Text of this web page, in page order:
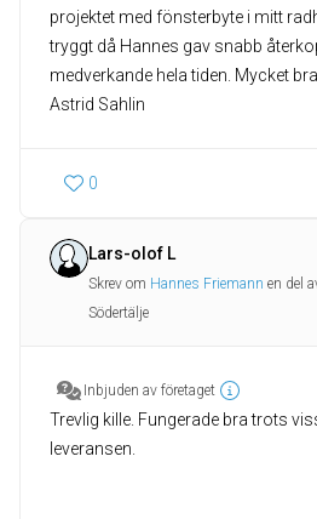
projektet med fönsterbyte i mitt
tryggt då Hannes gav snabb
medverkande hela tiden. Mycket
Astrid Sahlin
0
Lars-olof L
Skrev om Hannes Friemann en del
Södertälje
Inbjuden av företaget
Trevlig kille. Fungerade bra trots
leveransen.